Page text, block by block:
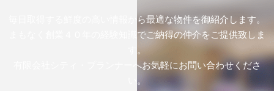
毎日取得する鮮度の高い情報から最適な物件を御紹介します。
まもなく創業４０年の経験知識でご納得の仲介をご提供致しま
す。
有限会社シティ・プランナーへお気軽にお問い合わせくださ
い。